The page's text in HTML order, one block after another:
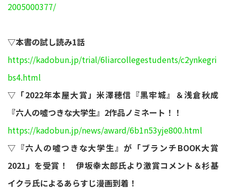
2005000377/
▽本書の試し読み1話
https://kadobun.jp/trial/6liarcollegestudents/c2ynkegri
bs4.html
▽「2022年本屋大賞」米澤穂信『黒牢城』＆浅倉秋成
『六人の噓つきな大学生』2作品ノミネート！！
https://kadobun.jp/news/award/6b1n53yje800.html
▽『六人の噓つきな大学生』が「ブランチBOOK大賞
2021」を受賞！ 伊坂幸太郎氏より激賞コメント＆杉基
イクラ氏によるあらすじ漫画到着！